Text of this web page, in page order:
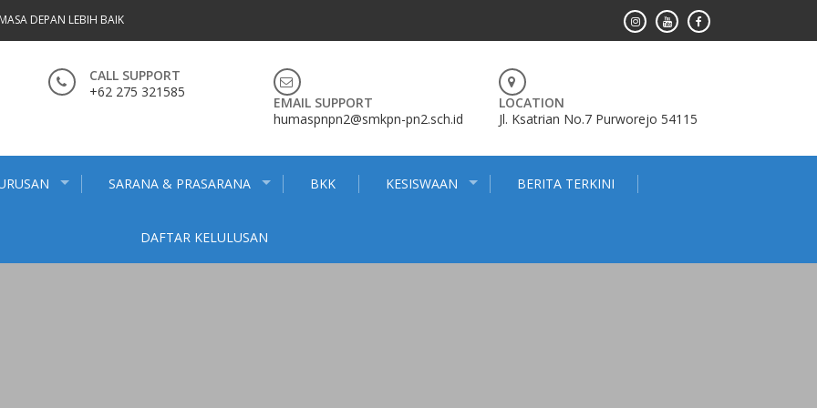
DEPAN LEBIH BAIK
CALL SUPPORT
+62 275 321585
EMAIL SUPPORT
humaspnpn2@smkpn-pn2.sch.id
LOCATION
Jl. Ksatrian No.7 Purworejo 54115
SARANA & PRASARANA BKK KESISWAAN BERITA TERKINI
DAFTAR KELULUSAN